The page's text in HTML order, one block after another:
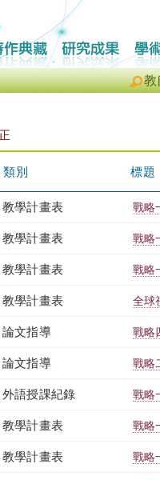
教
類別 標題
教學計畫表 戰略
教學計畫表 戰略
教學計畫表 戰略
教學計畫表 全球
論文指導 戰略
論文指導 戰略
外語授課紀錄 戰略
教學計畫表 戰略
教學計畫表 戰略